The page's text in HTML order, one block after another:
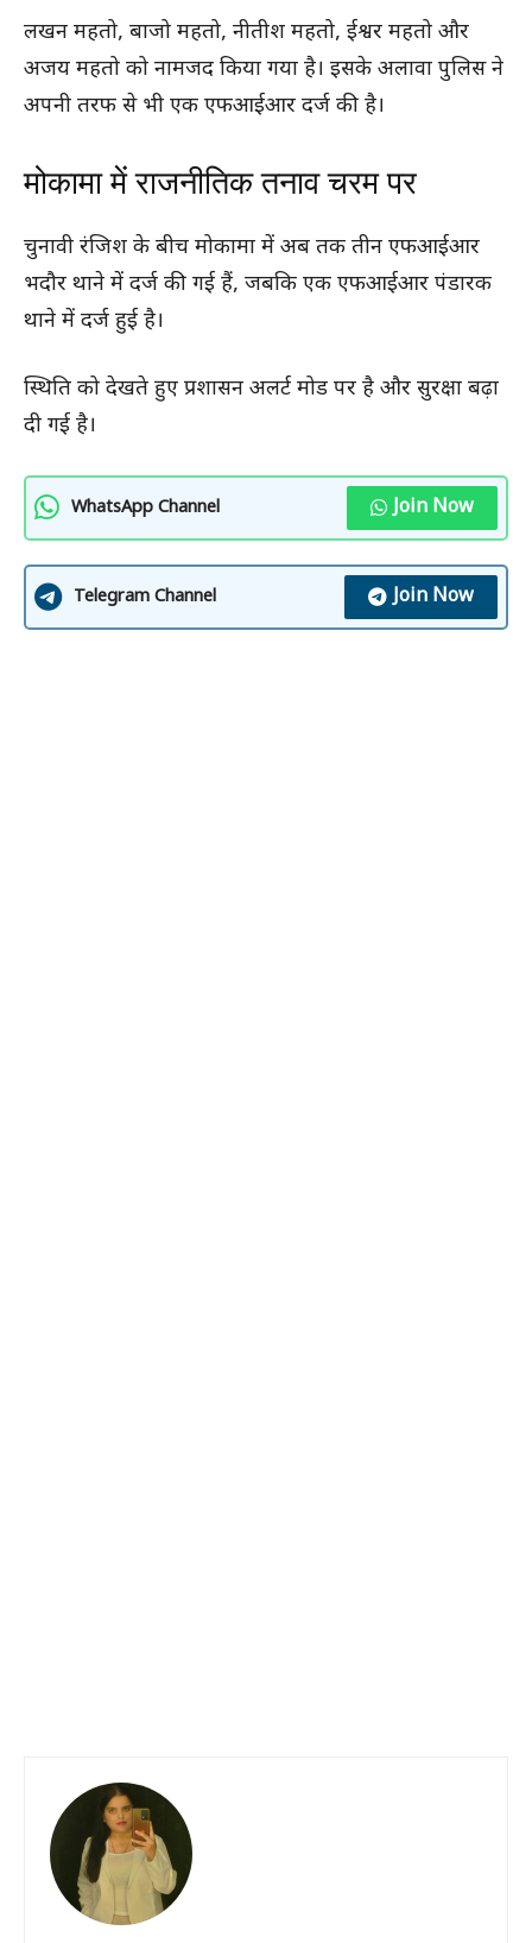
लखन महतो, बाजो महतो, नीतीश महतो, ईश्वर महतो और
अजय महतो को नामजद किया गया है। इसके अलावा पुलिस ने
अपनी तरफ से भी एक एफआईआर दर्ज की है।
मोकामा में राजनीतिक तनाव चरम पर
चुनावी रंजिश के बीच मोकामा में अब तक तीन एफआईआर
भदौर थाने में दर्ज की गई हैं, जबकि एक एफआईआर पंडारक
थाने में दर्ज हुई है।
स्थिति को देखते हुए प्रशासन अलर्ट मोड पर है और सुरक्षा बढ़ा
दी गई है।
WhatsApp Channel Join Now
Telegram Channel Join Now